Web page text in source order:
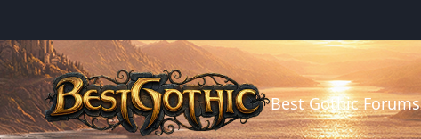
Best Gothic Forums